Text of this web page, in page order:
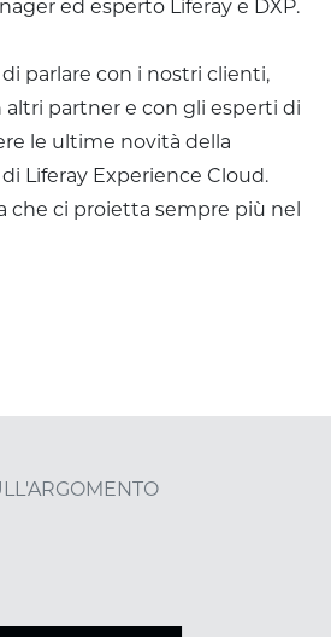
ed esperto Liferay e DXP.
parlare con i nostri clienti,
altri partner e con gli esperti di
le ultime novità della
Liferay Experience Cloud.
che ci proietta sempre più nel